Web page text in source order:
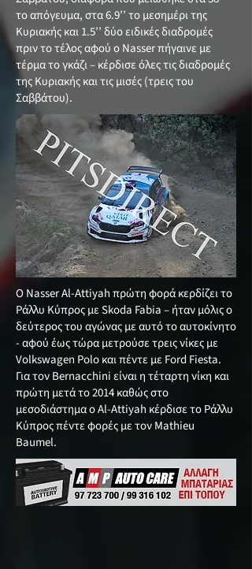
το απόγευμα, στα 6.9’’ το μεσημέρι της
Κυριακής και 1.5’’ δύο ειδικές διαδρομές
πριν το τέλος αφού ο Nasser πήγαινε με
τέρμα το γκάζι – κέρδισε όλες τις διαδρομές
της Κυριακής και τις μισές (τρεις του
Σαββάτου).
Ο Nasser Al-Attiyah πρώτη φορά κερδίζει το
Ράλλυ Κύπρος με Skoda Fabia – ήταν μόλις ο
δεύτερος του αγώνας με αυτό το αυτοκίνητο
- αφού έως τώρα μετρούσε τρεις νίκες με
Volkswagen Polo και πέντε με Ford Fiesta.
Για τον Bernacchini είναι η τέταρτη νίκη και
πρώτη μετά το 2014 καθώς στο
μεσοδιάστημα ο Al-Attiyah κέρδισε το Ράλλυ
Κύπρος πέντε φορές με τον Mathieu
Baumel.